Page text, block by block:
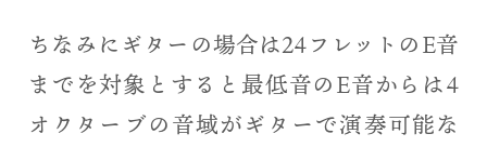
ちなみにギターの場合は24フレットのE音
までを対象とすると最低音のE音からは4
オクターブの音域がギターで演奏可能な